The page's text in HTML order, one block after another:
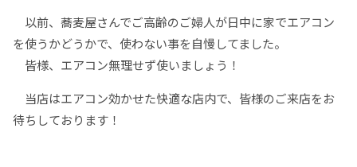
以前、蕎麦屋さんでご高齢のご婦人が日中に家でエアコン
を使うかどうかで、使わない事を自慢してました。
皆様、エアコン無理せず使いましょう！
当店はエアコン効かせた快適な店内で、皆様のご来店をお
待ちしております！